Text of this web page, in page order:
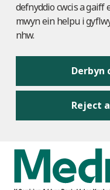
defnyddio cwcis a gaiff
mwyn ein helpu i
nhw.
Derbyn
Reject
content